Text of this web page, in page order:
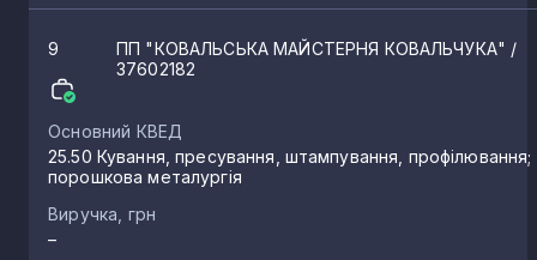
9 ПП "КОВАЛЬСЬКА МАЙСТЕРНЯ КОВАЛЬЧУКА" /
37602182
Основний КВЕД
25.50 Кування, пресування, штампування, профілювання;
порошкова металургія
Виручка, грн
–